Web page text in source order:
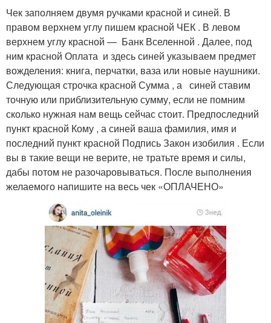
Чек заполняем двумя ручками красной и синей. В
правом верхнем углу пишем красной ЧЕК . В левом
верхнем углу красной — Банк Вселенной . Далее, под
ним красной Оплата и здесь синей указываем предмет
вожделения: книга, перчатки, ваза или новые наушники.
Следующая строчка красной Сумма , а синей ставим
точную или приблизительную сумму, если не помним
сколько нужная нам вещь сейчас стоит. Предпоследний
пункт красной Кому , а синей ваша фамилия, имя и
последний пункт красной Подпись Закон изобилия . Если
вы в такие вещи не верите, не тратьте время и силы,
дабы потом не разочаровываться. После выполнения
желаемого напишите на весь чек «ОПЛАЧЕНО»